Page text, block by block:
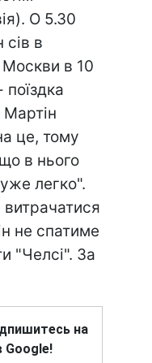
О 5.30
сів в
в 10
це, тому
в нього
легко".
не спатиме
"Челсі". За
на
Google!